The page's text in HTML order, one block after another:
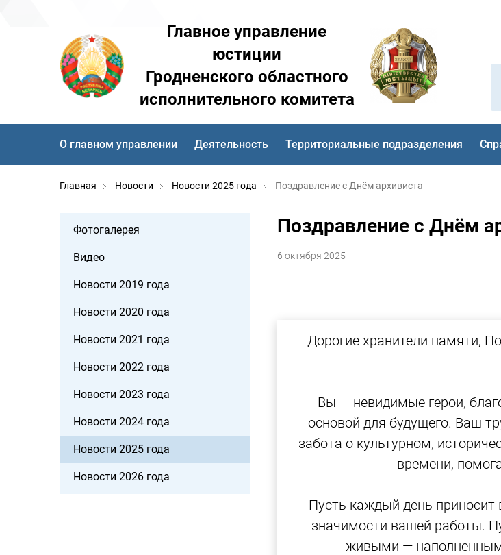
Главное управление
юстиции
Гродненского областного
исполнительного комитета
О главном управлении Деятельность Территориальные подразделения
Главная Новости Новости 2025 года Поздравление с Днём архивиста
Поздравление с Днём
6 октября 2025
Дорогие хранители памяти,
Вы — невидимые герои,
основой для будущего. Ваш
забота о культурном,
времени,
Пусть каждый день приносит
значимости вашей работы.
живыми —
Фотогалерея
Видео
Новости 2019 года
Новости 2020 года
Новости 2021 года
Новости 2022 года
Новости 2023 года
Новости 2024 года
Новости 2025 года
Новости 2026 года